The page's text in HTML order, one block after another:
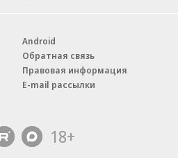
Android
Обратная связь
Правовая информация
E-mail рассылки
18+